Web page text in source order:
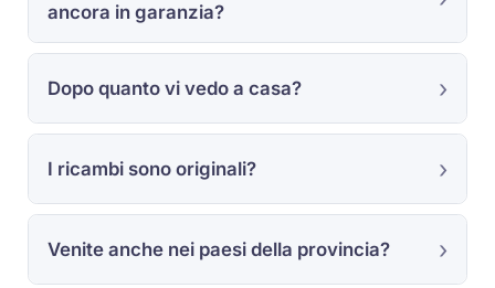
ancora in garanzia?
Dopo quanto vi vedo a casa?
I ricambi sono originali?
Venite anche nei paesi della provincia?